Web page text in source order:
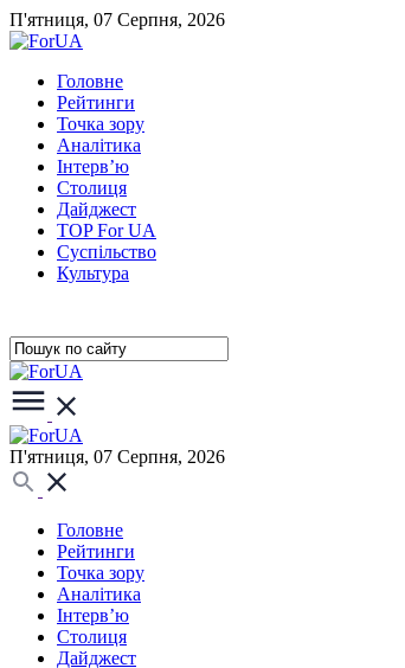
П'ятниця, 07 Серпня, 2026
Головне
Рейтинги
Точка зору
Аналітика
Інтерв’ю
Столиця
Дайджест
TOP For UA
Суспiльство
Культура
П'ятниця, 07 Серпня, 2026
Головне
Рейтинги
Точка зору
Аналітика
Інтерв’ю
Столиця
Дайджест